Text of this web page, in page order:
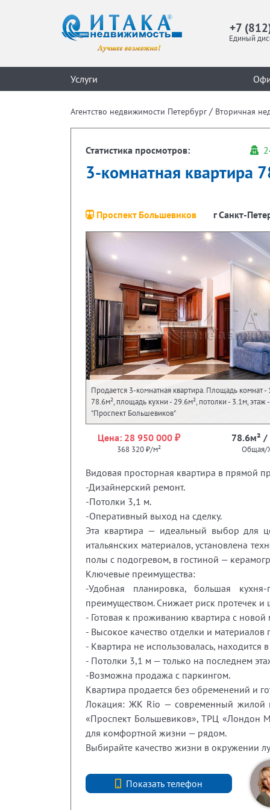
+7
Единый
Услуги
Агентство недвижимости Петербург / Вторичная
Статистика просмотров:
3-комнатная квартира
Проспект Большевиков г Санкт-
Продается 3-комнатная квартира. Площадь комнат
78.6м², площадь кухни - 29.6м², потолки - 3.1м,
"Проспект Большевиков"
Цена: 28 950 000 ₽
368 320 ₽/м²
78.6м² /
Общая/
Видовая просторная квартира в прямой
-Дизайнерский ремонт.
-Потолки 3,1 м.
-Оперативный выход на сделку.
Эта квартира — идеальный выбор для
итальянских материалов, установлена
полы с подогревом, в гостиной —
Ключевые преимущества:
-Удобная планировка, большая кухня-
преимуществом. Снижает риск протечек
- Готовая к проживанию квартира с новой
- Высокое качество отделки и материалов
- Квартира не использовалась, находится
- Потолки 3,1 м — только на последнем
-Возможна продажа с паркингом.
Квартира продается без обременений и
Локация: ЖК Rio — современный жилой
«Проспект Большевиков», ТРЦ «Лондон
для комфортной жизни — рядом.
Выбирайте качество жизни в окружении
Показать телефон
+7 (812) 740-70-40